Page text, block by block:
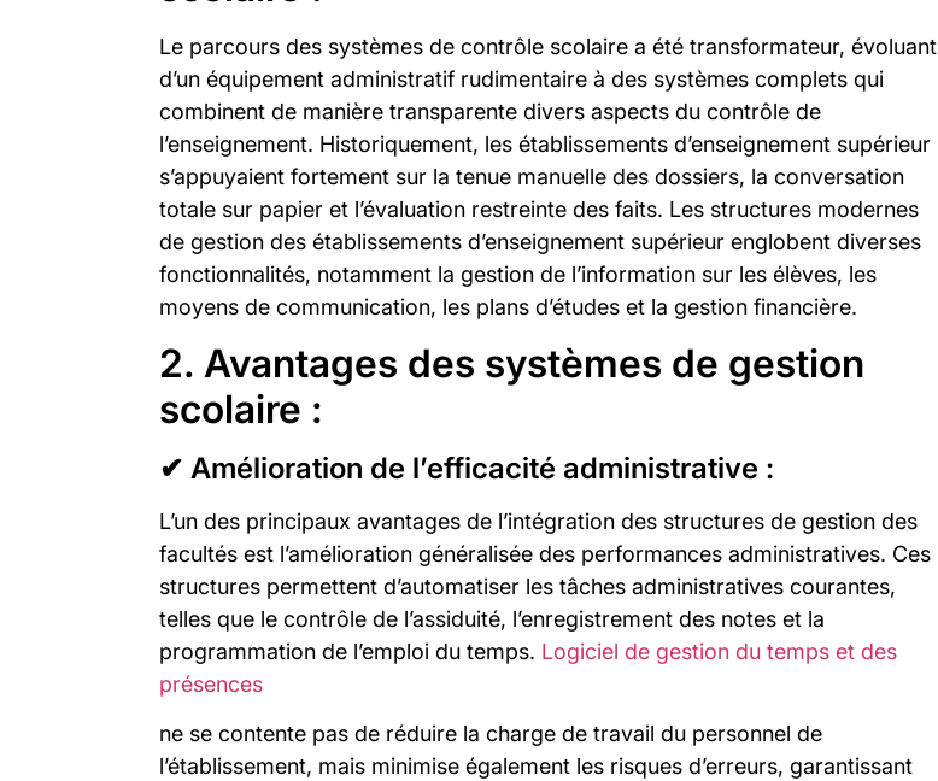
Le parcours des systèmes de contrôle scolaire a été transformateur, évoluant
d’un équipement administratif rudimentaire à des systèmes complets qui
combinent de manière transparente divers aspects du contrôle de
l’enseignement. Historiquement, les établissements d’enseignement supérieur
s’appuyaient fortement sur la tenue manuelle des dossiers, la conversation
totale sur papier et l’évaluation restreinte des faits. Les structures modernes
de gestion des établissements d’enseignement supérieur englobent diverses
fonctionnalités, notamment la gestion de l’information sur les élèves, les
moyens de communication, les plans d’études et la gestion financière.
2. Avantages des systèmes de gestion
scolaire :
✔ Amélioration de l’efficacité administrative :
L’un des principaux avantages de l’intégration des structures de gestion des
facultés est l’amélioration généralisée des performances administratives. Ces
structures permettent d’automatiser les tâches administratives courantes,
telles que le contrôle de l’assiduité, l’enregistrement des notes et la
programmation de l’emploi du temps. Logiciel de gestion du temps et des
présences
ne se contente pas de réduire la charge de travail du personnel de
l’établissement, mais minimise également les risques d’erreurs, garantissant